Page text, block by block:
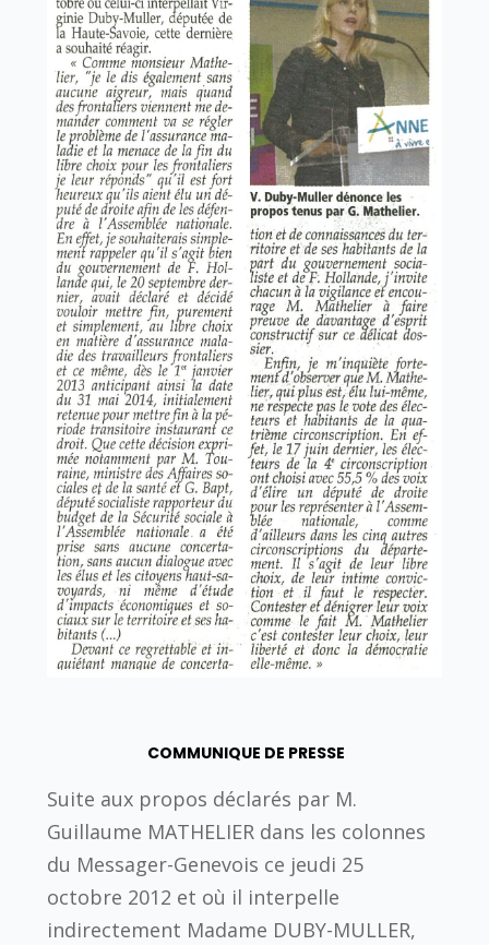
COMMUNIQUE DE PRESSE
Suite aux propos déclarés par M.
Guillaume MATHELIER dans les colonnes
du Messager-Genevois ce jeudi 25
octobre 2012 et où il interpelle
indirectement Madame DUBY-MULLER,